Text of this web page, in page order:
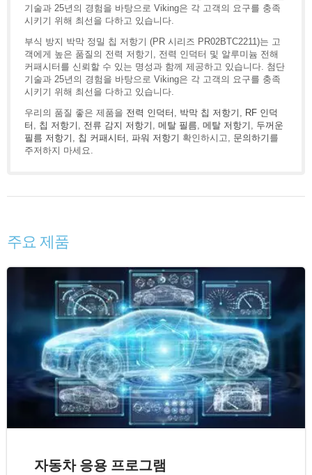
기술과 25년의 경험을 바탕으로 Viking은 각 고객의 요구를 충족
시키기 위해 최선을 다하고 있습니다.
부식 방지 박막 정밀 칩 저항기 (PR 시리즈 PR02BTC2211)는 고
객에게 높은 품질의 전력 저항기, 전력 인덕터 및 알루미늄 전해
커패시터를 신뢰할 수 있는 명성과 함께 제공하고 있습니다. 첨단
기술과 25년의 경험을 바탕으로 Viking은 각 고객의 요구를 충족
시키기 위해 최선을 다하고 있습니다.
우리의 품질 좋은 제품을 전력 인덕터 박막 칩 저항기
RF 인덕
터
칩 저항기 전류 감지 저항기 메탈 필름 메탈 저항기
두꺼운
필름 저항기
칩 커패시터 파워 저항기 확인하시고, 문의하기 를
주저하지 마세요.
주요 제품
자동차 응용 프로그램